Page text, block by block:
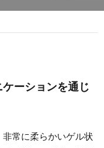
ケーションを通じ
常に柔らかいゲル状